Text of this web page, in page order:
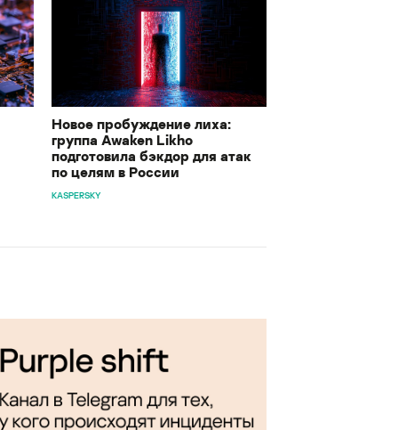
Новое пробуждение лиха:
группа Awaken Likho
подготовила бэкдор для атак
по целям в России
KASPERSKY